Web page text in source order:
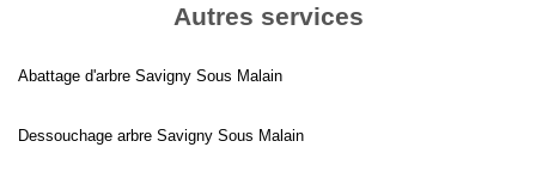
Autres services
Abattage d'arbre Savigny Sous Malain
Dessouchage arbre Savigny Sous Malain